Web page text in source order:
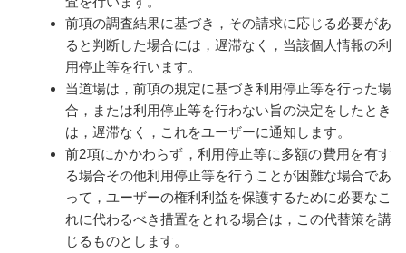
前項の調査結果に基づき，その請求に応じる必要があ
ると判断した場合には，遅滞なく，当該個人情報の利
用停止等を行います。
当道場は，前項の規定に基づき利用停止等を行った場
合，または利用停止等を行わない旨の決定をしたとき
は，遅滞なく，これをユーザーに通知します。
前2項にかかわらず，利用停止等に多額の費用を有す
る場合その他利用停止等を行うことが困難な場合であ
って，ユーザーの権利利益を保護するために必要なこ
れに代わるべき措置をとれる場合は，この代替策を講
じるものとします。